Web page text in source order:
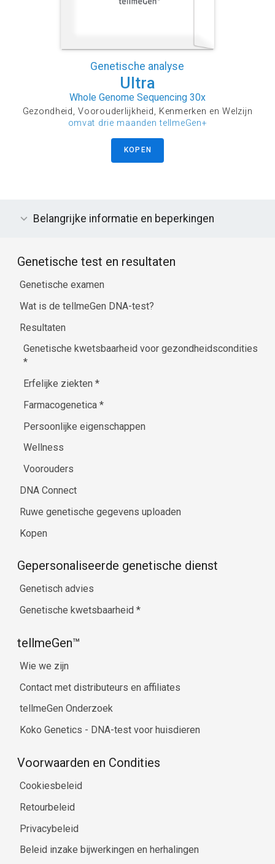
Genetische analyse
Ultra
Whole Genome Sequencing 30x
Gezondheid, Voorouderlijkheid, Kenmerken en Welzijn
omvat drie maanden tellmeGen+
KOPEN
Belangrijke informatie en beperkingen
Genetische test en resultaten
Genetische examen
Wat is de tellmeGen DNA-test?
Resultaten
Genetische kwetsbaarheid voor gezondheidscondities
*
Erfelijke ziekten*
Farmacogenetica*
Persoonlijke eigenschappen
Wellness
Voorouders
DNA Connect
Ruwe genetische gegevens uploaden
Kopen
Gepersonaliseerde genetische dienst
Genetisch advies
Genetische kwetsbaarheid *
tellmeGen™
Wie we zijn
Contact met distributeurs en affiliates
tellmeGen Onderzoek
Koko Genetics - DNA-test voor huisdieren
Voorwaarden en Condities
Cookiesbeleid
Retourbeleid
Privacybeleid
Beleid inzake bijwerkingen en herhalingen